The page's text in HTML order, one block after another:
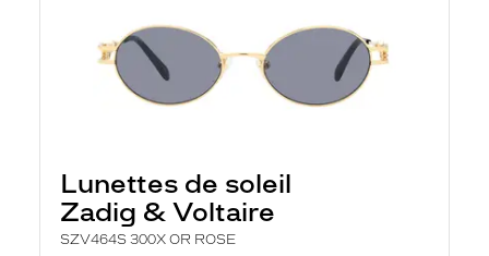
Lunettes de soleil
Zadig & Voltaire
SZV464S 300X OR ROSE